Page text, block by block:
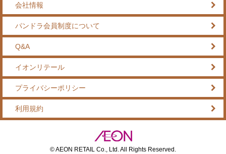
会社情報
パンドラ会員制度について
Q&A
イオンリテール
プライバシーポリシー
利用規約
© AEON RETAIL Co., Ltd. All Rights Reserved.